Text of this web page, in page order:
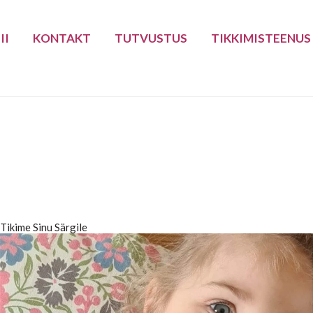
KONTAKT TUTVUSTUS TIKKIMISTEENUS
Tikime Sinu Särgile